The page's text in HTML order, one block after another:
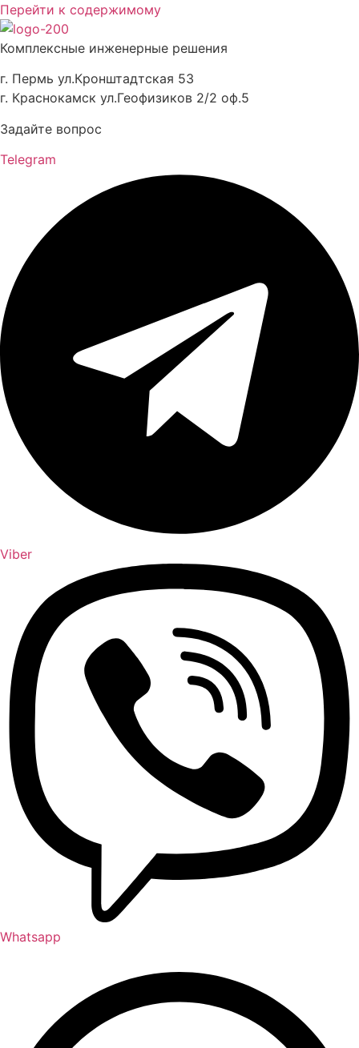
Перейти к содержимому
Комплексные инженерные решения
г. Пермь ул.Кронштадтская 53
г. Краснокамск ул.Геофизиков 2/2 оф.5
Задайте вопрос
Telegram
Viber
Whatsapp